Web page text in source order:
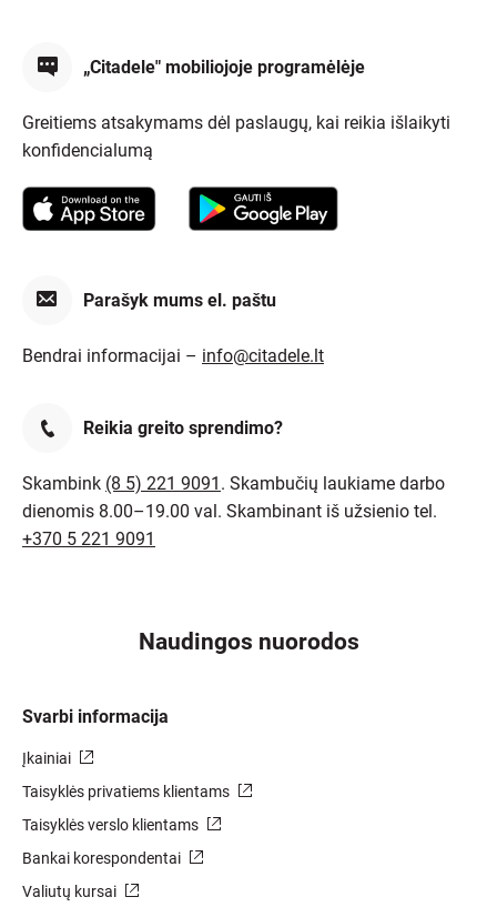
„Citadele" mobiliojoje programėlėje
Greitiems atsakymams dėl paslaugų, kai reikia išlaikyti
konfidencialumą
Parašyk mums el. paštu
Bendrai informacijai – info@citadele.lt
Reikia greito sprendimo?
Skambink (8 5) 221 9091 . Skambučių laukiame darbo
dienomis 8.00–19.00 val. Skambinant iš užsienio tel.
+370 5 221 9091
Naudingos nuorodos
Svarbi informacija
Įkainiai
Taisyklės privatiems klientams
Taisyklės verslo klientams
Bankai korespondentai
Valiutų kursai